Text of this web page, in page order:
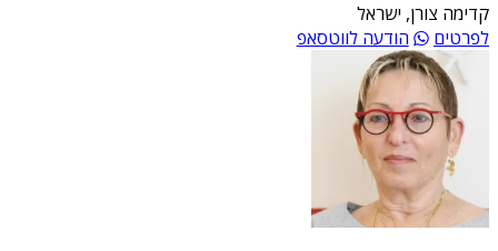
קדימה צורן, ישראל
לפרטים
הודעה לווטסאפ